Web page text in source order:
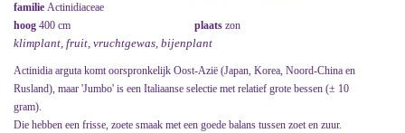
familie Actinidiaceae
hoog 400 cm plaats zon
klimplant, fruit, vruchtgewas, bijenplant
Actinidia arguta komt oorspronkelijk Oost-Azië (Japan, Korea, Noord-China en
Rusland), maar 'Jumbo' is een Italiaanse selectie met relatief grote bessen (± 10
gram).
Die hebben een frisse, zoete smaak met een goede balans tussen zoet en zuur.